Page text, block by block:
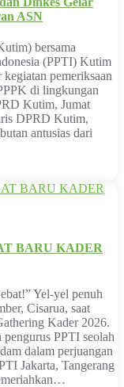
ASN
bersama
(PPTI) Kutim
pemeriksaan
di lingkungan
Kutim, Jumat
DPRD Kutim,
antusias dari
BARU KADER
Yel-yel penuh
Cisarua, saat
Kader 2026.
pengurus PPTI seolah
dalam perjuangan
Jakarta, Tangerang